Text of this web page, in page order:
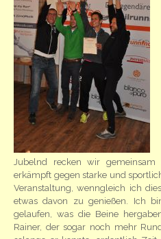
Jubelnd recken wir
erkämpft gegen starke und
Veranstaltung, wenngleich ich
etwas davon zu genießen. Ich
gelaufen, was die Beine
Rainer, der sogar noch mehr